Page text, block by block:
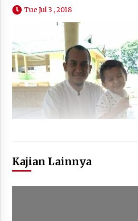
Tue Jul 3 , 2018
Kajian Lainnya